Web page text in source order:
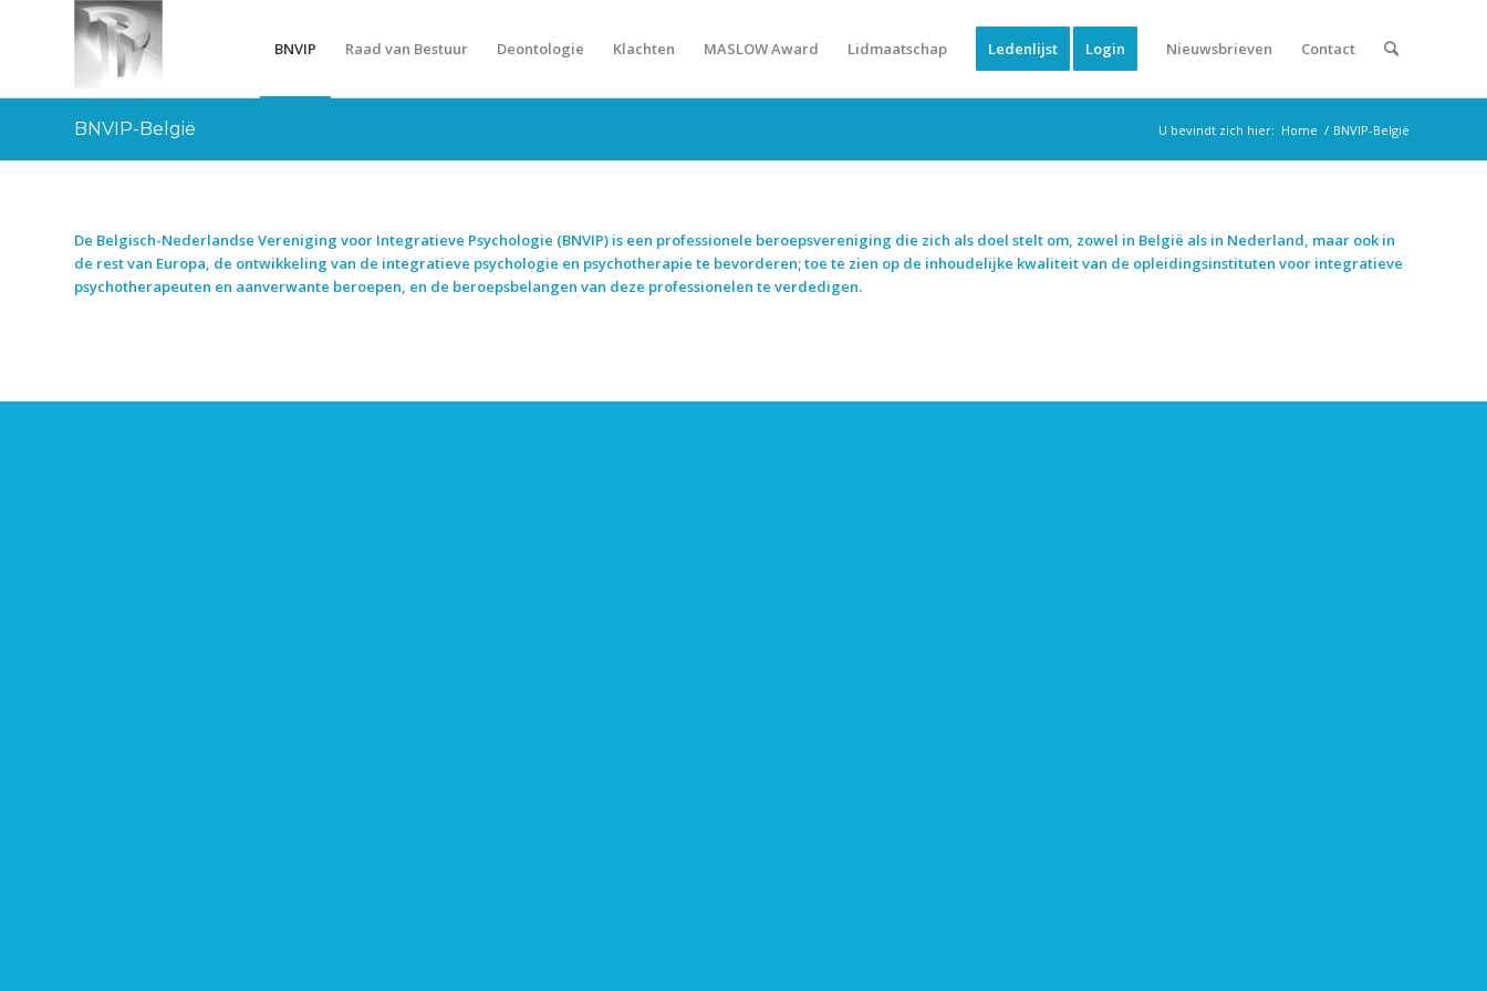
BNVIP Raad van Bestuur Deontologie Klachten MASLOW Award Lidmaatschap Ledenlijst Login Nieuwsbrieven Contact
BNVIP-België U bevindt zich hier: Home / BNVIP-België
De Belgisch-Nederlandse Vereniging voor Integratieve Psychologie (BNVIP) is een professionele beroepsvereniging die zich als doel stelt om, zowel in België als in Nederland, maar ook in
de rest van Europa, de ontwikkeling van de integratieve psychologie en psychotherapie te bevorderen; toe te zien op de inhoudelijke kwaliteit van de opleidingsinstituten voor integratieve
psychotherapeuten en aanverwante beroepen, en de beroepsbelangen van deze professionelen te verdedigen.